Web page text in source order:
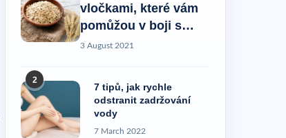
vločkami, které vám
pomůžou v boji s
celulitidou!
3 August 2021
2
7 tipů, jak rychle
odstranit zadržování
vody
7 March 2022